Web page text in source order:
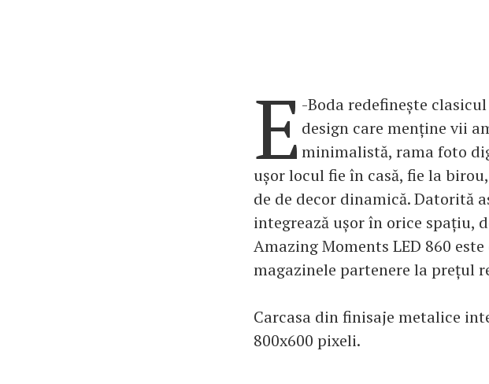
E -Boda redefinește
design care menține vii
minimalistă, rama foto
ușor locul fie în casă, fie la
de de decor dinamică. Datorită
integrează ușor în orice spațiu,
Amazing Moments LED 860
magazinele partenere la prețul
Carcasa din finisaje metalice
800x600 pixeli.